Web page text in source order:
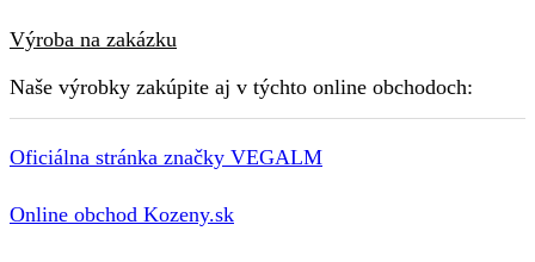
Výroba na zakázku
Naše výrobky zakúpite aj v týchto online obchodoch:
Oficiálna stránka značky VEGALM
Online obchod Kozeny.sk